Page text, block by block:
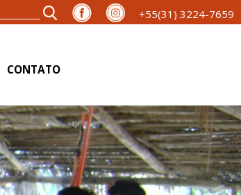
+55(31) 3224-7659
CONTATO